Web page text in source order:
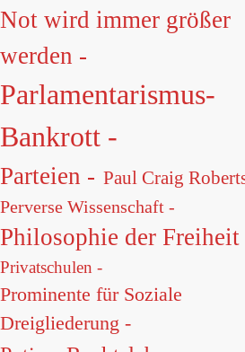
Not wird immer größer
werden -
Parlamentarismus-
Bankrott -
Parteien - Paul Craig
Perverse Wissenschaft -
Philosophie der Freiheit
Privatschulen -
Prominente für Soziale
Dreigliederung -